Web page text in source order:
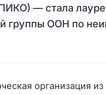
— стала
группы ООН по
организация из